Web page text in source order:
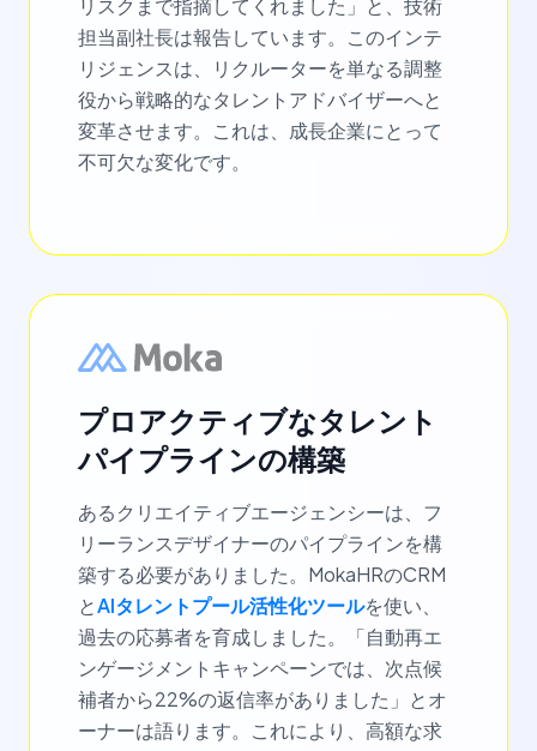
リスクまで指摘してくれました」と、技術
担当副社長は報告しています。このインテ
リジェンスは、リクルーターを単なる調整
役から戦略的なタレントアドバイザーへと
変革させます。これは、成長企業にとって
不可欠な変化です。
プロアクティブなタレント
パイプラインの構築
あるクリエイティブエージェンシーは、フ
リーランスデザイナーのパイプラインを構
築する必要がありました。MokaHRのCRM
とAIタレントプール活性化ツールを使い、
過去の応募者を育成しました。「自動再エ
ンゲージメントキャンペーンでは、次点候
補者から22%の返信率がありました」とオ
ーナーは語ります。これにより、高額な求